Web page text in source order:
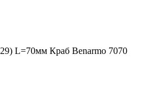
L=70мм Краб Benarmo 7070